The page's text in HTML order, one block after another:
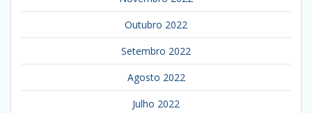
Outubro 2022
Setembro 2022
Agosto 2022
Julho 2022